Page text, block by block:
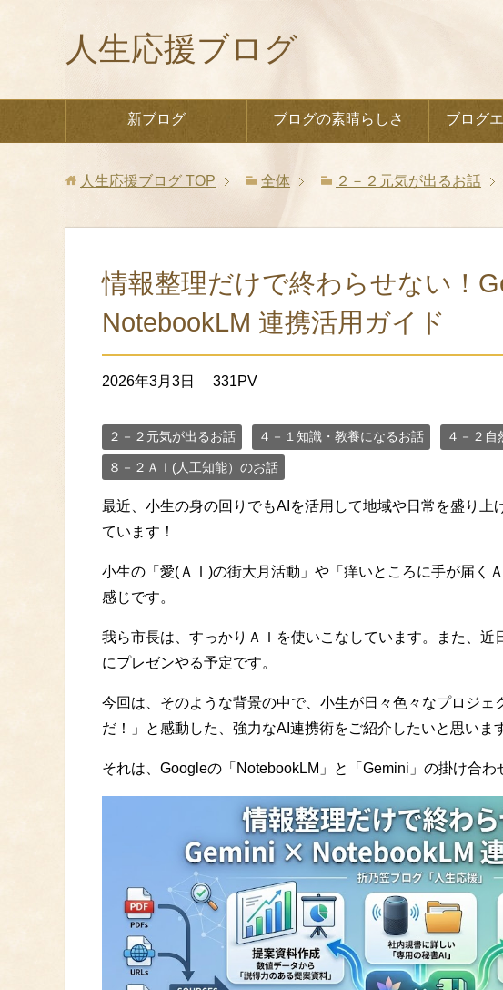
人生応援ブログ
新ブログ ブログの素晴らしさ ブログ
人生応援ブログ TOP 全体 ２－２元気が出るお話
情報整理だけで終わらせない！
NotebookLM 連携活用ガイド
2026年3月3日 331PV
２－２元気が出るお話 ４－１知識・教養になるお話 ４－２自
８－２ＡＩ(人工知能）のお話
最近、小生の身の回りでもAIを活用して地域や日常を盛り上
ています！
小生の「愛(ＡＩ)の街大月活動」や「痒いところに手が届く
感じです。
我ら市長は、すっかりＡＩを使いこなしています。また、近
にプレゼンやる予定です。
今回は、そのような背景の中で、小生が日々色々なプロジェ
だ！」と感動した、強力なAI連携術をご紹介したいと思いま
それは、Googleの「NotebookLM」と「Gemini」の掛け合わ